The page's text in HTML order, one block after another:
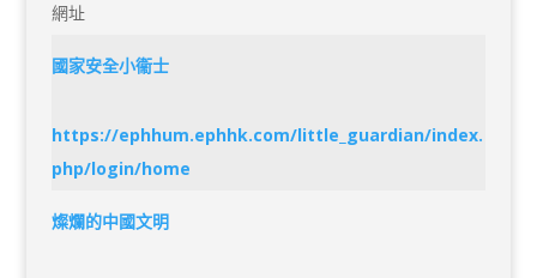
網址
國家安全小衞士
https://ephhum.ephhk.com/little_guardian/index.
php/login/home
燦爛的中國文明